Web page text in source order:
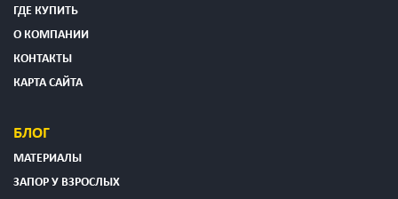
ГДЕ КУПИТЬ
О КОМПАНИИ
КОНТАКТЫ
КАРТА САЙТА
БЛОГ
МАТЕРИАЛЫ
ЗАПОР У ВЗРОСЛЫХ